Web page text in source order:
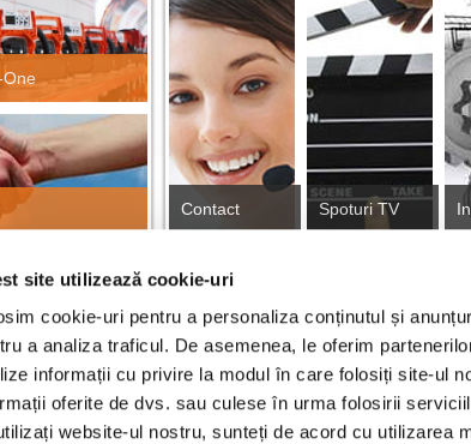
site utilizează cookie-uri
cookie-uri pentru a personaliza conținutul și
a analiza traficul. De asemenea, le oferim
informații cu privire la modul în care folosiți site-ul
oferite de dvs. sau culese în urma folosirii
website-ul nostru, sunteți de acord cu utilizarea
Contact Spoturi TV
PRODUSE
Caută
Fonduri europene Angajari proiect Tranzitie Justa